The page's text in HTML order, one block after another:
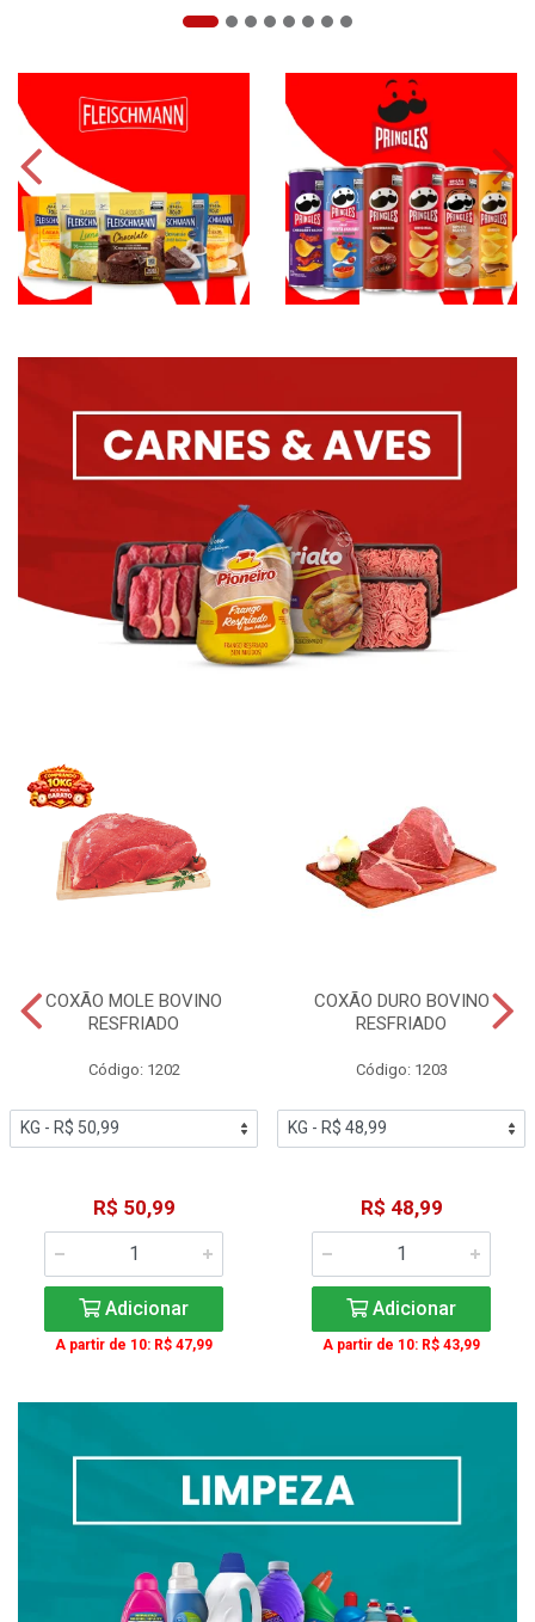
COXÃO MOLE BOVINO
RESFRIADO
Código: 1202
R$ 50,99
Adicionar
A partir de 10: R$ 47,99
COXÃO DURO BOVINO
RESFRIADO
Código: 1203
R$ 48,99
Adicionar
A partir de 10: R$ 43,99